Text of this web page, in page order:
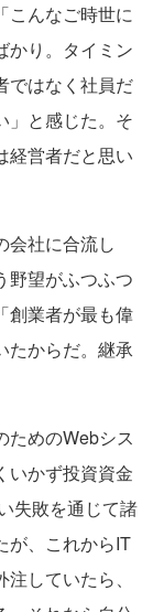
こんなご時世に
かり。タイミン
ではなく社員だ
」と感じた。そ
経営者だと思い
会社に合流し
野望がふつふつ
創業者が最も偉
たからだ。継承
めのWebシス
いかず投資資金
失敗を通じて諸
が、これからIT
していたら、